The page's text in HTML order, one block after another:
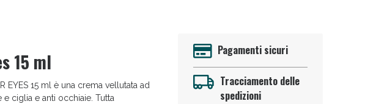
15 ml
EYES 15 ml è una crema vellutata ad
ciglia e anti occhiaie. Tutta
Pagamenti sicuri
Tracciamento delle
spedizioni
extra fino al 50%!